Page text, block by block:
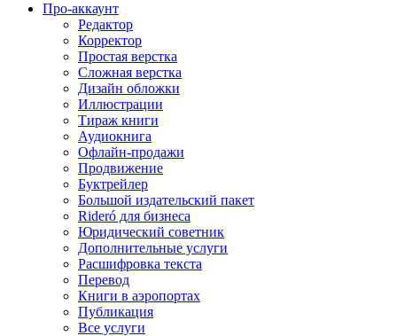
Про-аккаунт
Редактор
Корректор
Простая верстка
Сложная верстка
Дизайн обложки
Иллюстрации
Тираж книги
Аудиокнига
Офлайн-продажи
Продвижение
Буктрейлер
Большой издательский пакет
Rideró для бизнеса
Юридический советник
Дополнительные услуги
Расшифровка текста
Перевод
Книги в аэропортах
Публикация
Все услуги